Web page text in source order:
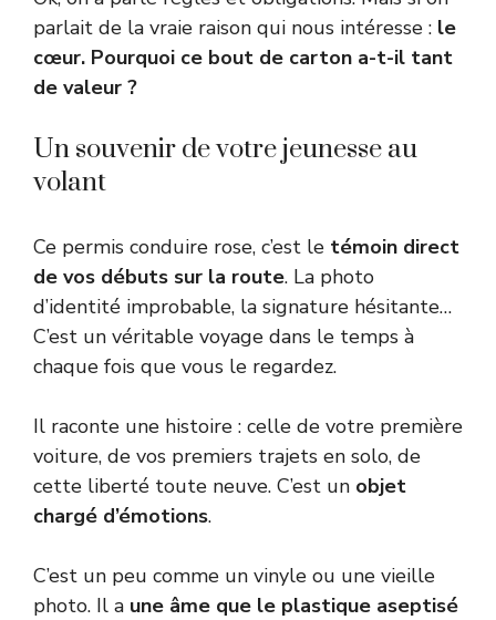
parlait de la vraie raison qui nous intéresse : le
cœur. Pourquoi ce bout de carton a-t-il tant
de valeur ?
Un souvenir de votre jeunesse au
volant
Ce permis conduire rose, c’est le témoin direct
de vos débuts sur la route. La photo
d’identité improbable, la signature hésitante…
C’est un véritable voyage dans le temps à
chaque fois que vous le regardez.
Il raconte une histoire : celle de votre première
voiture, de vos premiers trajets en solo, de
cette liberté toute neuve. C’est un objet
chargé d’émotions.
C’est un peu comme un vinyle ou une vieille
photo. Il a une âme que le plastique aseptisé